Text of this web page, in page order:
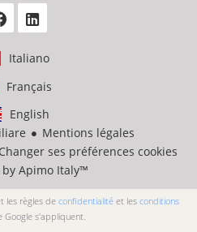
Italiano
Français
English
Mentions légales
Changer ses préférences cookies
by Apimo Italy™
les règles de confidentialitéet les conditions
s'appliquent.